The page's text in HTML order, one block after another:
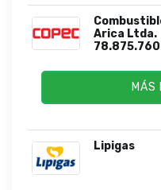
Arica Ltda.
MÁS
Lipigas